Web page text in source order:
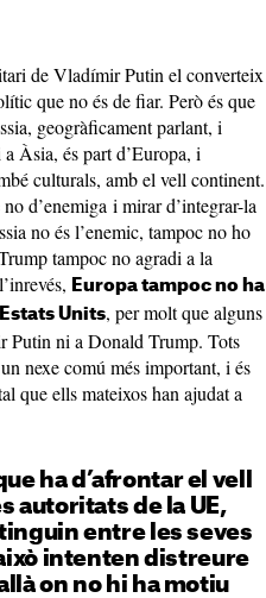
de Vladímir Putin el converteix
que no és de fiar. Però és que
geogràficament parlant, i
Àsia, és part d’Europa, i
culturals, amb el vell continent.
d’enemiga i mirar d’integrar-la
no és l’enemic, tampoc no ho
tampoc no agradi a la
Europa tampoc no ha
Units, per molt que alguns
Putin ni a Donald Trump. Tots
nexe comú més important, i és
que ells mateixos han ajudat a
ha d’afrontar el vell
autoritats de la UE,
entre les seves
intenten distreure
on no hi ha motiu